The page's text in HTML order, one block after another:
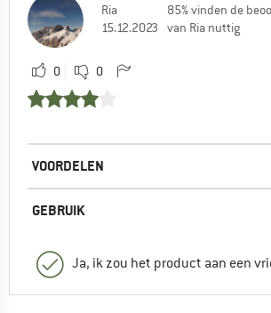
Ria
15.12.2023
85% vinden de
van Ria nuttig
0 0
VOORDELEN
GEBRUIK
Ja, ik zou het product aan een